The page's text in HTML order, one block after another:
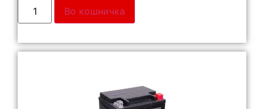
Во кошничка